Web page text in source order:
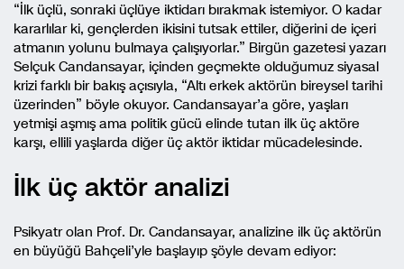
“İlk üçlü, sonraki üçlüye iktidarı bırakmak istemiyor. O kadar
kararlılar ki, gençlerden ikisini tutsak ettiler, diğerini de içeri
atmanın yolunu bulmaya çalışıyorlar.” Birgün gazetesi yazarı
Selçuk Candansayar, içinden geçmekte olduğumuz siyasal
krizi farklı bir bakış açısıyla, “Altı erkek aktörün bireysel tarihi
üzerinden” böyle okuyor. Candansayar’a göre, yaşları
yetmişi aşmış ama politik gücü elinde tutan ilk üç aktöre
karşı, ellili yaşlarda diğer üç aktör iktidar mücadelesinde.
İlk üç aktör analizi
Psikyatr olan Prof. Dr. Candansayar, analizine ilk üç aktörün
en büyüğü Bahçeli’yle başlayıp şöyle devam ediyor: